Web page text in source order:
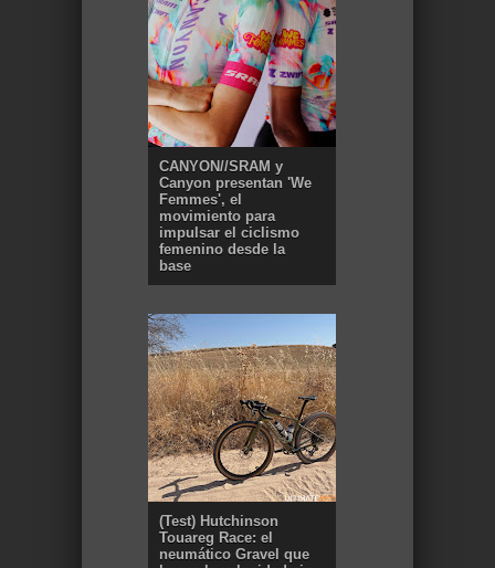
CANYON//SRAM y
Canyon presentan 'We
Femmes', el
movimiento para
impulsar el ciclismo
femenino desde la
base
(Test) Hutchinson
Touareg Race: el
neumático Gravel que